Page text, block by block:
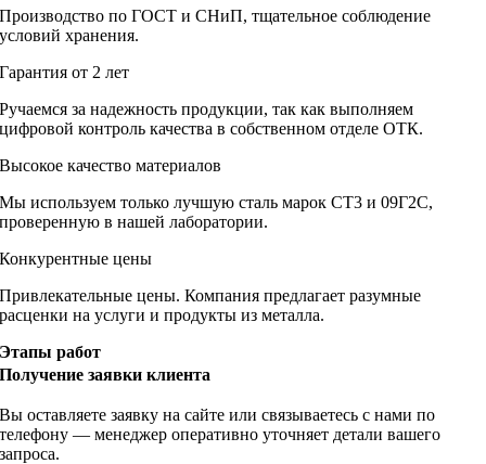
Производство по ГОСТ и СНиП, тщательное соблюдение
условий хранения.
Гарантия от 2 лет
Ручаемся за надежность продукции, так как выполняем
цифровой контроль качества в собственном отделе ОТК.
Высокое качество материалов
Мы используем только лучшую сталь марок СТ3 и 09Г2С,
проверенную в нашей лаборатории.
Конкурентные цены
Привлекательные цены. Компания предлагает разумные
расценки на услуги и продукты из металла.
Этапы работ
Получение заявки клиента
Вы оставляете заявку на сайте или связываетесь с нами по
телефону — менеджер оперативно уточняет детали вашего
запроса.